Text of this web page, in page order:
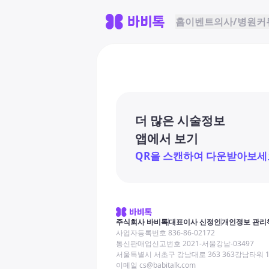
홈이벤트의사/병원커
더 많은 시술정보
앱에서 보기
QR을 스캔하여 다운받아보세
주식회사 바비톡대표이사 신정인개인정보 관리
사업자등록번호 836-86-02172
통신판매업신고번호 2021-서울강남-03497
서울특별시 서초구 강남대로 363 363강남타워
이메일 cs@babitalk.com